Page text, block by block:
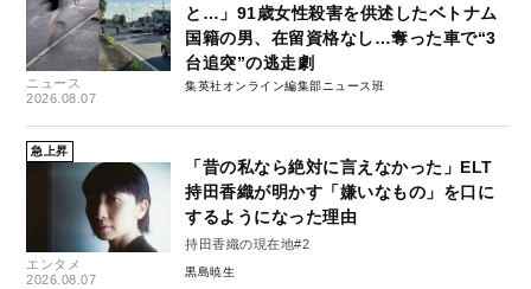
ニュース
2026.08.07
と…」91歳女性殺害を供述したベトナム
国籍の男、在留資格なし…奪った車で“3
台追突”の逃走劇
集英社オンライン編集部ニュース班
急上昇
エンタメ
2026.08.07
「昔の私なら絶対に言えなかった」ELT
持田香織が明かす「嫌いなもの」を口に
するようになった理由
持田香織の現在地#2
黒島暁生